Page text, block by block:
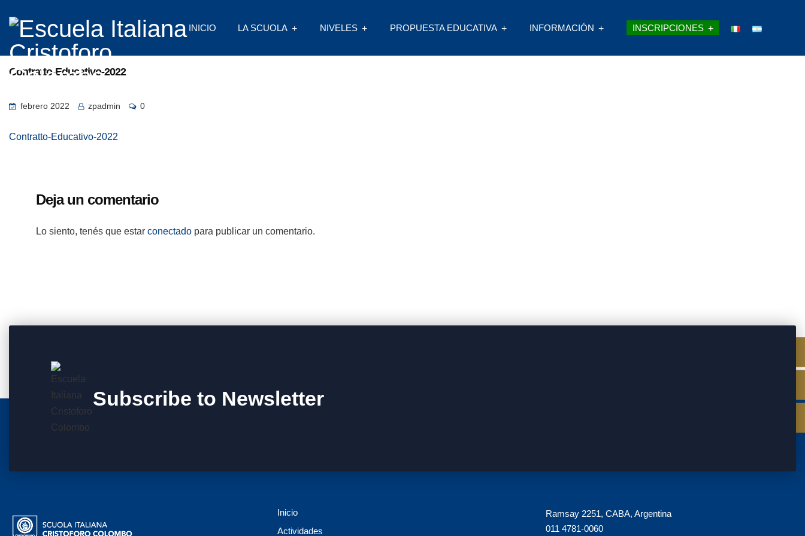
INICIO LA SCUOLA NIVELES PROPUESTA EDUCATIVA INFORMACIÓN INSCRIPCIONES
Contratto-Educativo-2022
febrero 2022 zpadmin 0
Contratto-Educativo-2022
Deja un comentario
Lo siento, tenés que estar conectado para publicar un comentario.
Subscribe to Newsletter
Inicio
Actividades
Ramsay 2251, CABA, Argentina
011 4781-0060